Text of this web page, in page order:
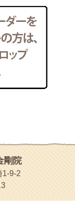
ちよい鍼灸治療で
剛院
1-9-2